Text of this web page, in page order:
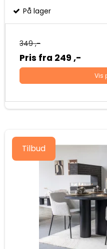
På lager
349 ,-
Pris fra 249 ,-
Vis
Tilbud